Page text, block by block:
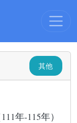
營，歡迎國
其他
年-115年）